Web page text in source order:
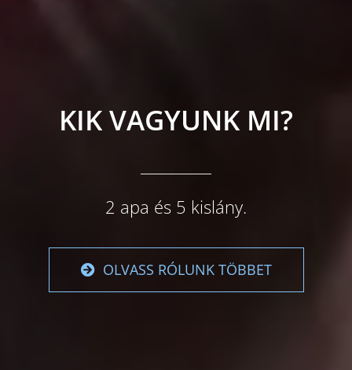
KIK VAGYUNK MI?
2 apa és 5 kislány.
OLVASS RÓLUNK TÖBBET